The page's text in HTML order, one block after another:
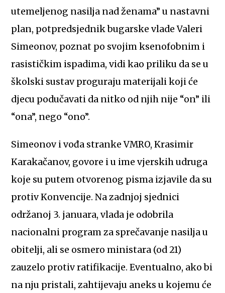
utemeljenog nasilja nad ženama” u nastavni
plan, potpredsjednik bugarske vlade Valeri
Simeonov, poznat po svojim ksenofobnim i
rasističkim ispadima, vidi kao priliku da se u
školski sustav proguraju materijali koji će
djecu podučavati da nitko od njih nije “on” ili
“ona”, nego “ono”.
Simeonov i vođa stranke VMRO, Krasimir
Karakačanov, govore i u ime vjerskih udruga
koje su putem otvorenog pisma izjavile da su
protiv Konvencije. Na zadnjoj sjednici
održanoj 3. januara, vlada je odobrila
nacionalni program za sprečavanje nasilja u
obitelji, ali se osmero ministara (od 21)
zauzelo protiv ratifikacije. Eventualno, ako bi
na nju pristali, zahtijevaju aneks u kojemu će